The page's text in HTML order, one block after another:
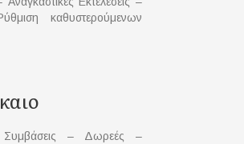
καθυστερούμενων
Συμβάσεις – Δωρεές –